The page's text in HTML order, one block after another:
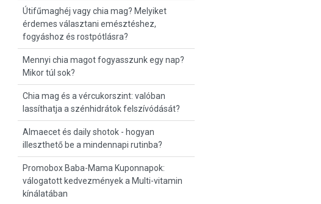
Útifűmaghéj vagy chia mag? Melyiket
érdemes választani emésztéshez,
fogyáshoz és rostpótlásra?
Mennyi chia magot fogyasszunk egy nap?
Mikor túl sok?
Chia mag és a vércukorszint: valóban
lassíthatja a szénhidrátok felszívódását?
Almaecet és daily shotok - hogyan
illeszthető be a mindennapi rutinba?
Promobox Baba-Mama Kuponnapok:
válogatott kedvezmények a Multi-vitamin
kínálatában